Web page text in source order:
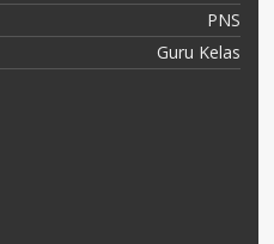
PNS
Guru Kelas